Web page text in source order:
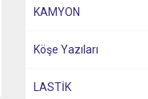
KAMYON
Köşe Yazıları
LASTİK